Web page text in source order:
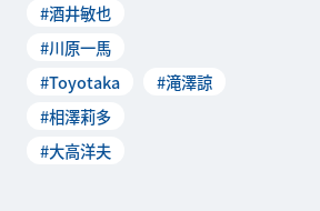
#酒井敏也
#川原一馬
#Toyotaka
#滝澤諒
#相澤莉多
#大高洋夫